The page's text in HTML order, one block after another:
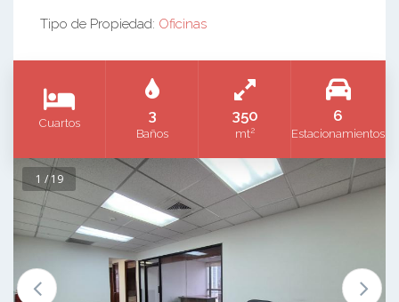
Tipo de Propiedad: Oficinas
Cuartos 3
Baños
350
mt2
6
Estacionamientos
1 / 19